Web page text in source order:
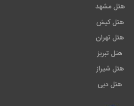
هتل مشهد
هتل کیش
هتل تهران
هتل تبریز
هتل شیراز
هتل دبی